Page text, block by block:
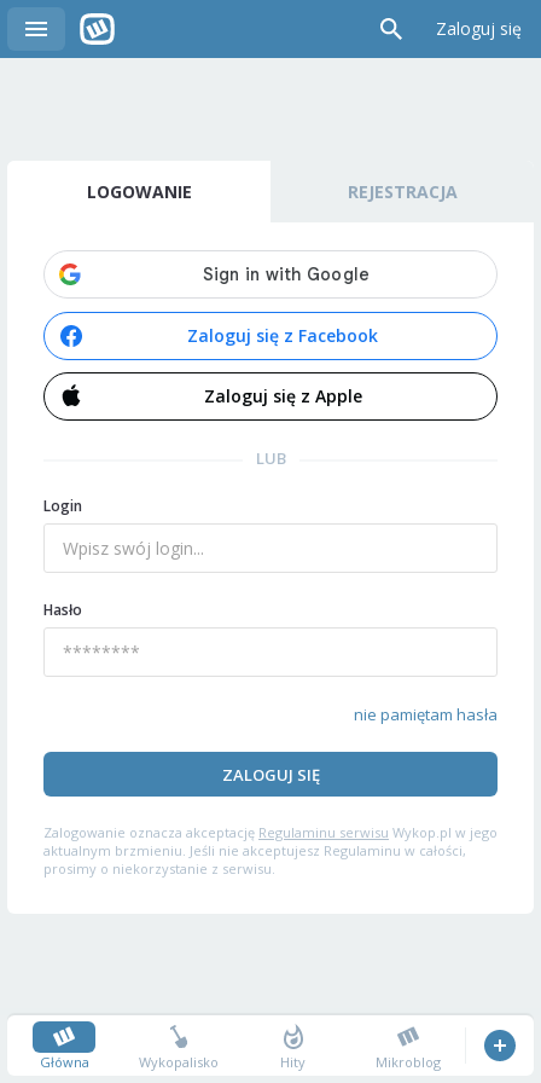
Zaloguj się
LOGOWANIE REJESTRACJA
Zaloguj się z Facebook
Zaloguj się z Apple
LUB
Login
Hasło
nie pamiętam hasła
ZALOGUJ SIĘ
Zalogowanie oznacza akceptację Regulaminu serwisu Wykop.pl w jego
aktualnym brzmieniu. Jeśli nie akceptujesz Regulaminu w całości,
prosimy o niekorzystanie z serwisu.
Główna Wykopalisko Hity Mikroblog